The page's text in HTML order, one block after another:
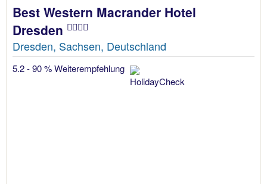
Best Western Macrander Hotel
Dresden
Dresden, Sachsen, Deutschland
5.2 - 90 % Weiterempfehlung